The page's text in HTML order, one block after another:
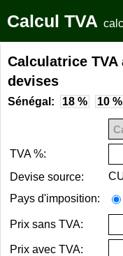
Calcul TVA
Calculatrice
devises
Sénégal: 18 % 10 %
TVA %:
Devise source:
Pays d'imposition:
Prix sans TVA:
Prix avec TVA: